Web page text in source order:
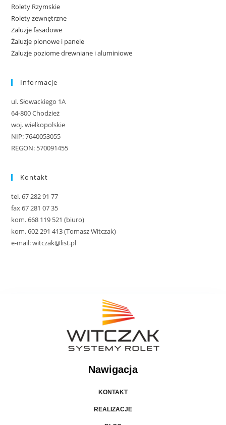
Rolety Rzymskie
Rolety zewnętrzne
Żaluzje fasadowe
Żaluzje pionowe i panele
Żaluzje poziome drewniane i aluminiowe
Informacje
ul. Słowackiego 1A
64-800 Chodzież
woj. wielkopolskie
NIP: 7640053055
REGON: 570091455
Kontakt
tel. 67 282 91 77
fax 67 281 07 35
kom. 668 119 521 (biuro)
kom. 602 291 413 (Tomasz Witczak)
e-mail: witczak@list.pl
Nawigacja
KONTAKT
REALIZACJE